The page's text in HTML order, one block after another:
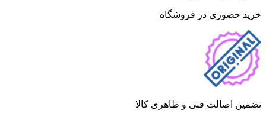
خرید حضوری در فروشگاه
تضمین اصالت فنی و ظاهری کالا